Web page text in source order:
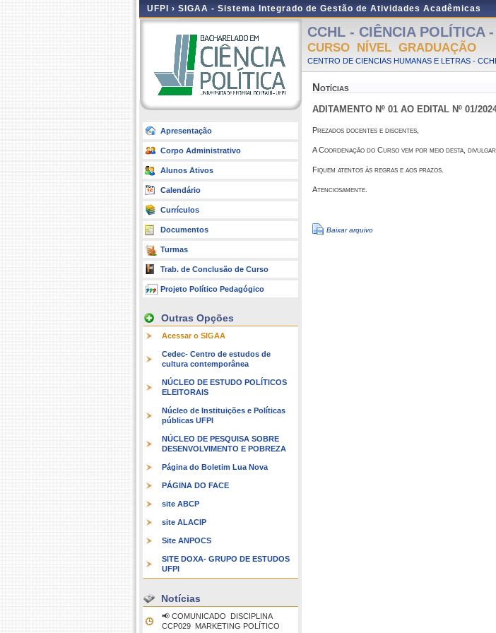
UFPI › SIGAA - Sistema Integrado de Gestão de Atividades Acadêmicas
Apresentação
Corpo Administrativo
Alunos Ativos
Calendário
Currículos
Documentos
Turmas
Trab. de Conclusão de Curso
Projeto Político Pedagógico
Outras Opções
Acessar o SIGAA
Cedec- Centro de estudos de
cultura contemporânea
NÚCLEO DE ESTUDO POLÍTICOS
ELEITORAIS
Núcleo de Instituições e Políticas
públicas UFPI
NÚCLEO DE PESQUISA SOBRE
DESENVOLVIMENTO E POBREZA
Página do Boletim Lua Nova
PÁGINA DO FACE
site ABCP
site ALACIP
Site ANPOCS
SITE DOXA- GRUPO DE ESTUDOS
UFPI
Notícias
📢 COMUNICADO  DISCIPLINA
CCP029  MARKETING POLÍTICO
CCHL - CIÊNCIA POLÍTICA
CURSO NÍVEL GRADUAÇÃO
CENTRO DE CIENCIAS HUMANAS E LETRAS - CCHL
Notícias
ADITAMENTO Nº 01 AO EDITAL Nº 01/
Prezados docentes e discentes,
A Coordenação do Curso vem por meio desta,
Fiquem atentos às regras e aos prazos.
Atenciosamente.
Baixar arquivo